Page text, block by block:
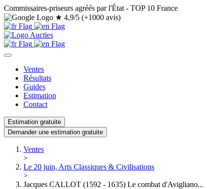
Commissaires-priseurs agréés par l'État - TOP 10 France
★ 4,9/5 (+1000 avis)
Ventes
Résultats
Guides
Estimation
Contact
Estimation gratuite
Demander une estimation gratuite
Ventes
>
Le 20 juin, Arts Classiques & Civilisations
>
Jacques CALLOT (1592 - 1635) Le combat d'Avigliano...